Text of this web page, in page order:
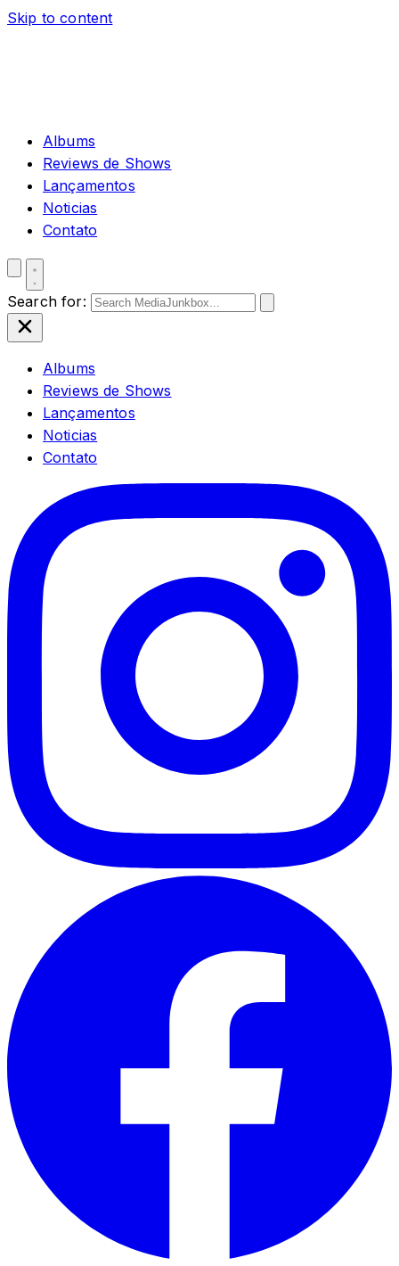
Skip to content
Albums
Reviews de Shows
Lançamentos
Noticias
Contato
Search for:
Albums
Reviews de Shows
Lançamentos
Noticias
Contato